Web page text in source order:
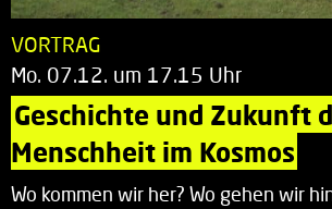
VORTRAG
Mo. 07.12. um 17.15 Uhr
Geschichte und Zukunft
Menschheit im Kosmos
Wo kommen wir her? Wo gehen wir